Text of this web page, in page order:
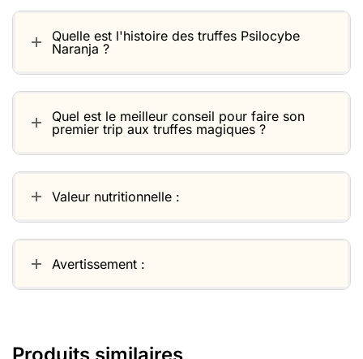
Quelle est l'histoire des truffes Psilocybe
Naranja ?
Quel est le meilleur conseil pour faire son
premier trip aux truffes magiques ?
Valeur nutritionnelle :
Avertissement :